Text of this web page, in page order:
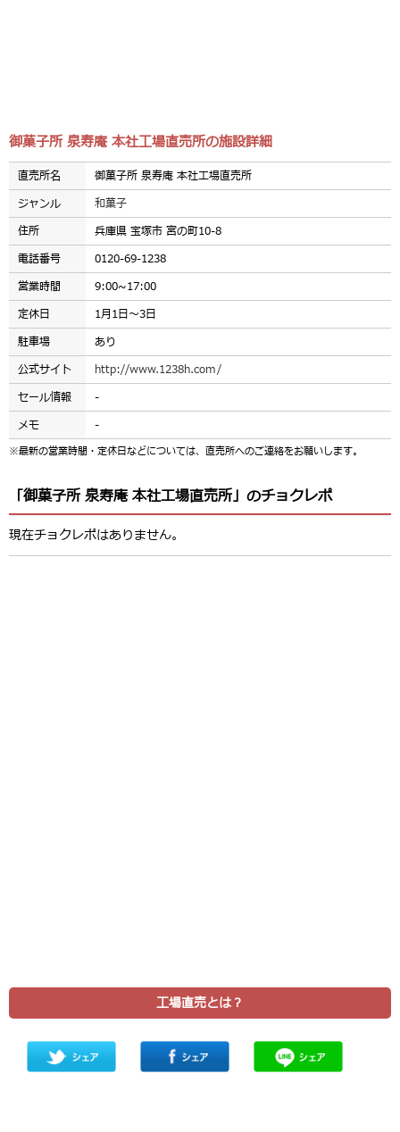
御菓子所 泉寿庵 本社工場直売所の施設詳細
直売所名
御菓子所 泉寿庵 本社工場直売所
ジャンル
和菓子
住所
兵庫県 宝塚市 宮の町10-8
電話番号
0120-69-1238
営業時間
9:00~17:00
定休日
1月1日～3日
駐車場
あり
公式サイト
http://www.1238h.com/
セール情報
-
メモ
-
※最新の営業時間・定休日などについては、直売所へのご連絡をお願いします。
「御菓子所 泉寿庵 本社工場直売所」のチョクレポ
現在チョクレポはありません。
工場直売とは？